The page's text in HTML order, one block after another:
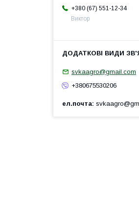
+380 (67) 551-12-34
Виктор
svkaagro@gmail.com
+380675530206
ел.почта